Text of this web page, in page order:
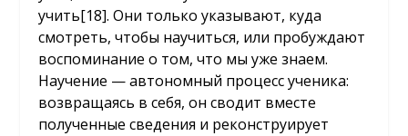
учить[18]. Они только указывают, куда
смотреть, чтобы научиться, или пробуждают
воспоминание о том, что мы уже знаем.
Научение — автономный процесс ученика:
возвращаясь в себя, он сводит вместе
полученные сведения и реконструирует